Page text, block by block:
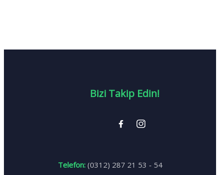
Bizi Takip Edin!
Telefon: (0312) 287 21 53 - 54